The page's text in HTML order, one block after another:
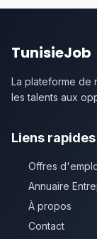
TunisieJob
La plateforme de
les talents aux
Liens rapides
Offres
Annuaire
À propos
Contact